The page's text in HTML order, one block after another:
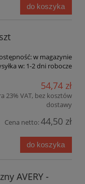
do koszyka
w magazynie
w: 1-2 dni robocze
54,74 zł
23% VAT, bez kosztów
dostawy
Cena netto:44,50 zł
do koszyka
AVERY -